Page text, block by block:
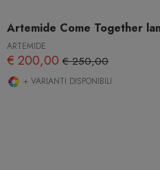
Artemide Come Together
ARTEMIDE
€ 200,00 € 250,00
+ VARIANTI DISPONIBILI